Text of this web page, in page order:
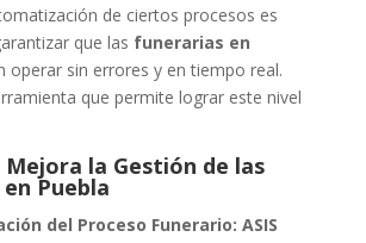
de ciertos procesos es
que las funerarias en
operar sin errores y en tiempo real.
que permite lograr este nivel
Mejora la Gestión de las
Puebla
del Proceso Funerario: ASIS